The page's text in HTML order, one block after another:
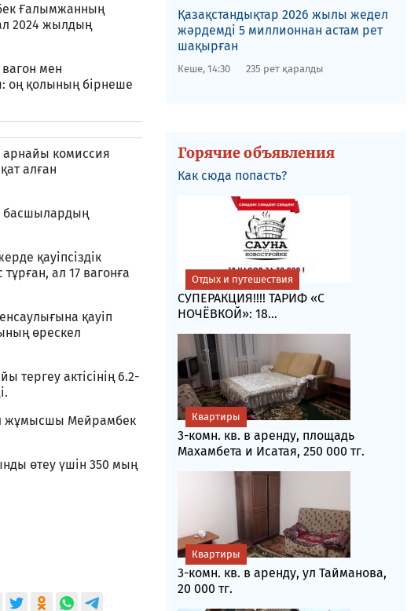
Ғалымжанның
2024 жылдың
мен
оң қолының бірнеше
арнайы комиссия
алған
басшылардың
қауіпсіздік
ал 17 вагонға
қауіп
өрескел
тергеу актісінің 6.2-
жұмысшы Мейрамбек
өтеу үшін 350 мың
Қазақстандықтар 2026 жылы жедел
жәрдемді 5 миллионнан астам рет
шақырған
Кеше, 14:30 235 рет қаралды
Горячие объявления
Как сюда попасть?
СУПЕРАКЦИЯ!!!! ТАРИФ «C
НОЧЁВКОЙ»: 18...
Отдых и путешествия
3-комн. кв. в аренду, площадь
Махамбета и Исатая, 250 000 тг.
Квартиры
3-комн. кв. в аренду, ул Тайманова,
20 000 тг.
Квартиры